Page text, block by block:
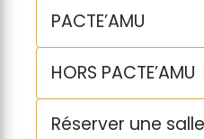
PACTE’AMU
HORS PACTE’AMU
Réserver une salle